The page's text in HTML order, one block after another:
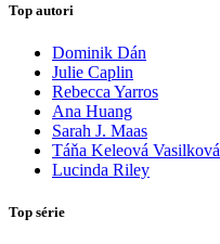
Top autori
Dominik Dán
Julie Caplin
Rebecca Yarros
Ana Huang
Sarah J. Maas
Táňa Keleová Vasilková
Lucinda Riley
Top série